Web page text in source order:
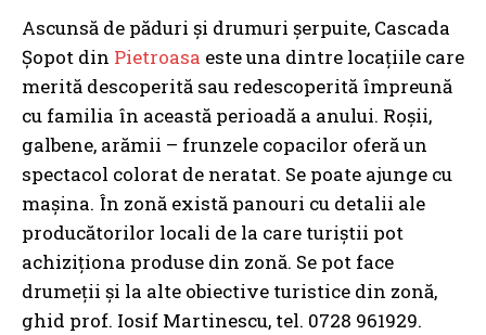
Ascunsă de păduri și drumuri șerpuite, Cascada
Șopot din Pietroasa este una dintre locațiile care
merită descoperită sau redescoperită împreună
cu familia în această perioadă a anului. Roșii,
galbene, arămii – frunzele copacilor oferă un
spectacol colorat de neratat. Se poate ajunge cu
mașina. În zonă există panouri cu detalii ale
producătorilor locali de la care turiștii pot
achiziționa produse din zonă. Se pot face
drumeții și la alte obiective turistice din zonă,
ghid prof. Iosif Martinescu, tel. 0728 961929.